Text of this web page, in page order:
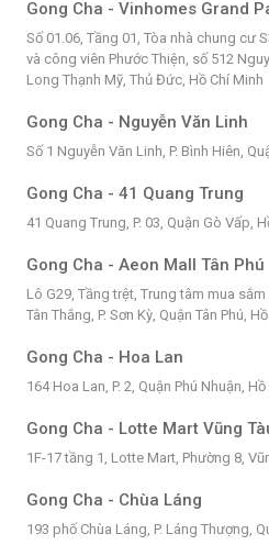
Gong Cha - Vinhomes Grand
Số 01.06, Tầng 01, Tòa nhà chung cư
và công viên Phước Thiện, số 512
Long Thạnh Mỹ, Thủ Đức, Hồ Chí Minh
Gong Cha - Nguyễn Văn Linh
Số 1 Nguyễn Văn Linh, P. Bình Hiên,
Gong Cha - 41 Quang Trung
41 Quang Trung, P. 03, Quận Gò Vấp,
Gong Cha - Aeon Mall Tân Phú
Lô G29, Tầng trệt, Trung tâm mua
Tân Thắng, P. Sơn Kỳ, Quận Tân Phú,
Gong Cha - Hoa Lan
164 Hoa Lan, P. 2, Quận Phú Nhuận,
Gong Cha - Lotte Mart Vũng
1F-17 tầng 1, Lotte Mart, Phường 8,
Gong Cha - Chùa Láng
193 phố Chùa Láng, P. Láng Thượng,